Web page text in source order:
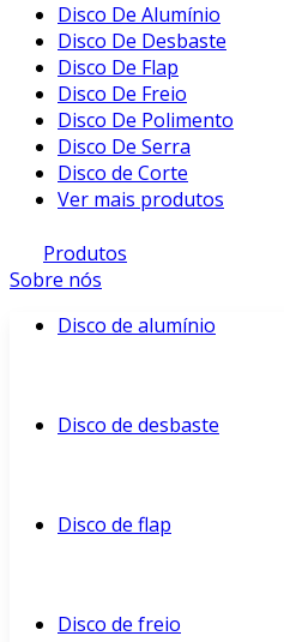
Disco De Alumínio
Disco De Desbaste
Disco De Flap
Disco De Freio
Disco De Polimento
Disco De Serra
Disco de Corte
Ver mais produtos
Produtos
Sobre nós
Disco de alumínio
Disco de desbaste
Disco de flap
Disco de freio